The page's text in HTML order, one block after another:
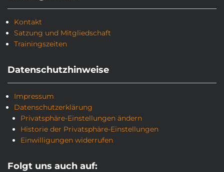
Kontakt
Satzung und Mitgliedschaft
Trainingszeiten
Datenschutzhinweise
Impressum
Datenschutzerklärung
Privatsphäre-Einstellungen ändern
Historie der Privatsphäre-Einstellungen
Einwilligungen widerrufen
Folgt uns auch auf: